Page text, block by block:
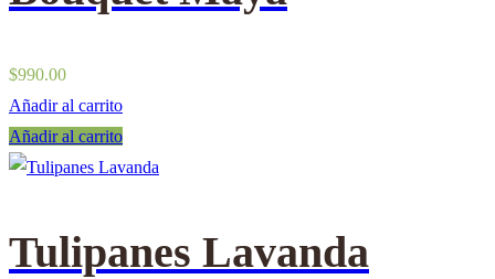
$990.00
Añadir al carrito
Añadir al carrito
Tulipanes Lavanda